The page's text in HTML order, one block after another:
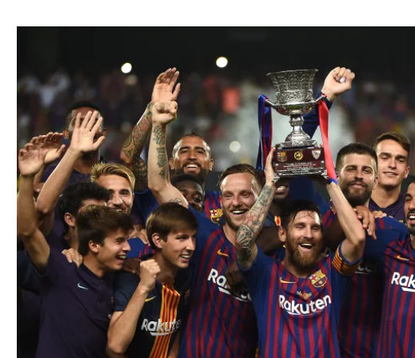
הפועל תל אביב
הפועל באר שבע
מכבי נתניה
בני יהודה
ליגה סינית
ליגות נוספות